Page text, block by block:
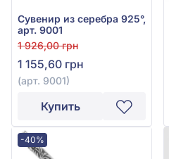
Сувенир из серебра 925°,
арт. 9001
1 926,00 грн
1 155,60 грн
(арт. 9001)
Купить
-40%